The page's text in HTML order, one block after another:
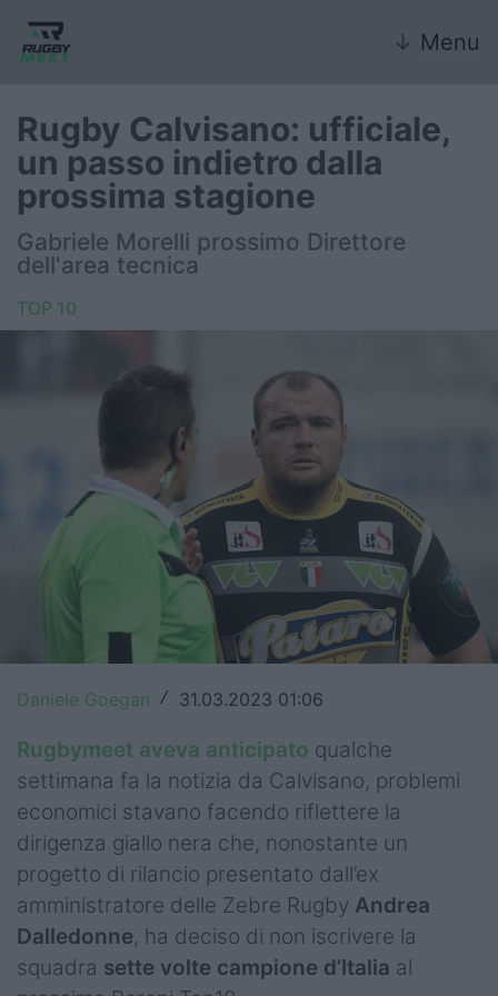
↓ Menu
Nazionale
Nazionali giovanili
FIR
Internazionale
United Rugby Championship
Champions Cup
Rugby World Cup
Super Rugby
Rugby in TV
Mercato
Serie A Elite
Rugby Calvisano: ufficiale,
un passo indietro dalla
prossima stagione
Gabriele Morelli prossimo Direttore
dell'area tecnica
TOP 10
Daniele Goegan / 31.03.2023 01:06
Rugbymeet aveva anticipato qualche
settimana fa la notizia da Calvisano, problemi
economici stavano facendo riflettere la
dirigenza giallo nera che, nonostante un
progetto di rilancio presentato dall’ex
amministratore delle Zebre Rugby Andrea
Dalledonne, ha deciso di non iscrivere la
squadra sette volte campione d’Italia al